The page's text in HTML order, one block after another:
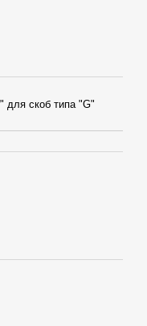
для скоб типа "G"